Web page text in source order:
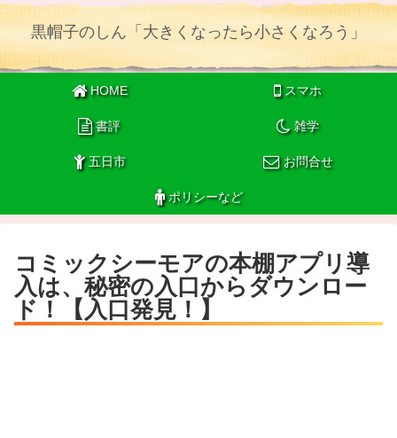
黒帽子のしん「大きくなったら小さくなろう」
HOME スマホ
書評 雑学
五日市 お問合せ
ポリシーなど
コミックシーモアの本棚アプリ導
入は、秘密の入口からダウンロー
ド！【入口発見！】